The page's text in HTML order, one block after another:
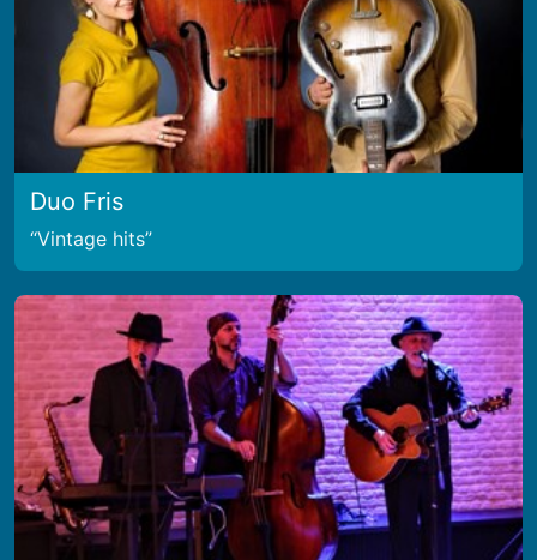
Duo Fris
Vintage hits